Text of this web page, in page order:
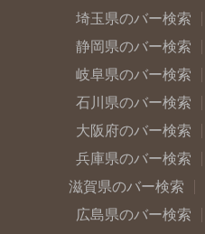
埼玉県のバー検索
静岡県のバー検索
岐阜県のバー検索
石川県のバー検索
大阪府のバー検索
兵庫県のバー検索
滋賀県のバー検索
広島県のバー検索